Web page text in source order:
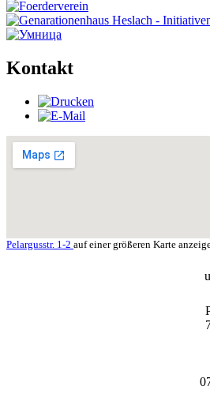
Kontakt
Pelargusstr. 1-2 auf einer größeren Karte